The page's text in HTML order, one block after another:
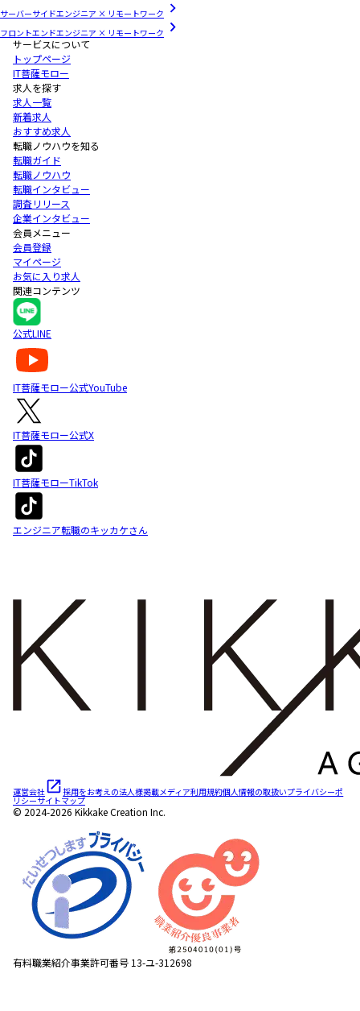
サーバーサイドエンジニア × リモートワーク
フロントエンドエンジニア × リモートワーク
サービスについて
トップページ
IT菩薩モロー
求人を探す
求人一覧
新着求人
おすすめ求人
転職ノウハウを知る
転職ガイド
転職ノウハウ
転職インタビュー
調査リリース
企業インタビュー
会員メニュー
会員登録
マイページ
お気に入り求人
関連コンテンツ
公式LINE
IT菩薩モロー公式YouTube
IT菩薩モロー公式X
IT菩薩モローTikTok
エンジニア転職のキッカケさん
運営会社 採用をお考えの法人様掲載メディア利用規約個人情報の取扱いプライバシーポ
リシーサイトマップ
© 2024-2026 Kikkake Creation Inc.
有料職業紹介事業許可番号 13-ユ-312698